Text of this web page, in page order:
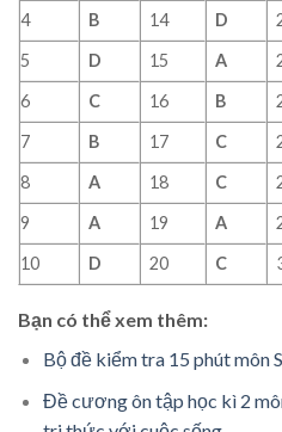
4
B 14 D
5
D 15 A
6
C 16 B
7
B 17 C
8
A 18 C
9
A 19 A
10
D 20 C
Bạn có thể xem thêm:
Bộ đề kiểm tra 15 phút môn
Đề cương ôn tập học kì 2